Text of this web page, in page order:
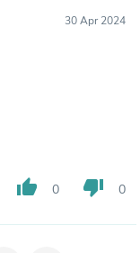
30 Apr 2024
thumb_up 0 thumb_down 0